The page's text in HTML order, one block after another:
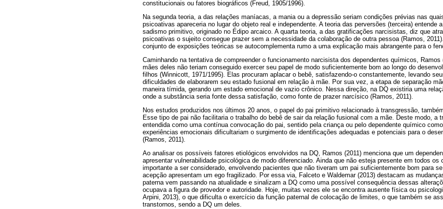
constitucionais ou fatores biográficos (Freud, 1905/1996).
Na segunda teoria, a das relações maníacas, a mania ou a depressão seriam condições prévias nas
psicoativas apareceria no lugar do objeto real e independente. A teoria das perversões (terceira) entende
sadismo primitivo, originado no Édipo arcaico. A quarta teoria, a das gratificações narcisistas, diz que
psicoativas o sujeito consegue prazer sem a necessidade da colaboração de outra pessoa (Ramos,
conjunto de exposições teóricas se autocomplementa rumo a uma explicação mais abrangente para o
Caminhando na tentativa de compreender o funcionamento narcisista dos dependentes químicos, Ramos
mães deles não teriam conseguido exercer seu papel de modo suficientemente bom ao longo do
filhos (Winnicott, 1971/1995). Elas procuram aplacar o bebê, satisfazendo-o constantemente, levando
dificuldades de elaborarem seu estado fusional em relação à mãe. Por sua vez, a etapa de separação
maneira tímida, gerando um estado emocional de vazio crônico. Nessa direção, na DQ existiria uma
onde a substância seria fonte dessa satisfação, como fonte de prazer narcísico (Ramos, 2011).
Nos estudos produzidos nos últimos 20 anos, o papel do pai primitivo relacionado à transgressão,
Esse tipo de pai não facilitaria o trabalho do bebê de sair da relação fusional com a mãe. Deste modo, a
entendida como uma contínua convocação do pai, sentido pela criança ou pelo dependente químico
experiências emocionais dificultariam o surgimento de identificações adequadas e potenciais para o
(Ramos, 2011).
Ao analisar os possíveis fatores etiológicos envolvidos na DQ, Ramos (2011) menciona que um
apresentar vulnerabilidade psicológica de modo diferenciado. Ainda que não esteja presente em todos
importante a ser considerado, envolvendo pacientes que não tiveram um pai suficientemente bom para
acepção apresentam um ego fragilizado. Por essa via, Falceto e Waldemar (2013) destacam as
paterna vem passando na atualidade e sinalizam a DQ como uma possível consequência dessas
ocupava a figura de provedor e autoridade. Hoje, muitas vezes ele se encontra ausente física ou
Arpini, 2013), o que dificulta o exercício da função paternal de colocação de limites, o que também se
transtornos, sendo a DQ um deles.